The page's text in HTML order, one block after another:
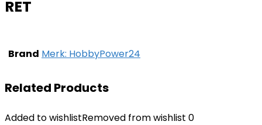
RET
Brand Merk: HobbyPower24
Related Products
Added to wishlistRemoved from wishlist 0